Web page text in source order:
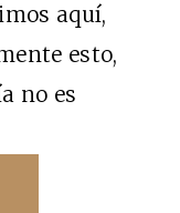
aquí,
esto,
no es